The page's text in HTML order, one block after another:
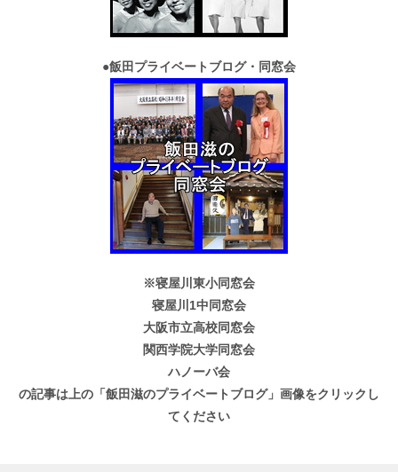
●飯田プライベートブログ・同窓会
※寝屋川東小同窓会
寝屋川1中同窓会
大阪市立高校同窓会
関西学院大学同窓会
ハノーバ会
の記事は上の「飯田滋のプライベートブログ」画像をクリックし
てください